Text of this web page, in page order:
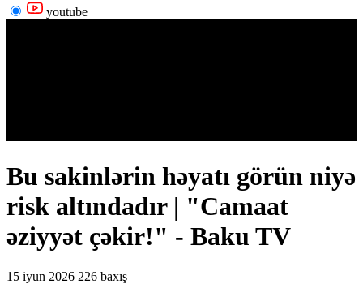
youtube
Bu sakinlərin həyatı görün niyə
risk altındadır | "Camaat
əziyyət çəkir!" - Baku TV
15 iyun 2026 226 baxış